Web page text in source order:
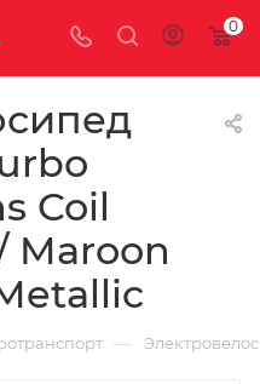
0
Coil
Maroon
—